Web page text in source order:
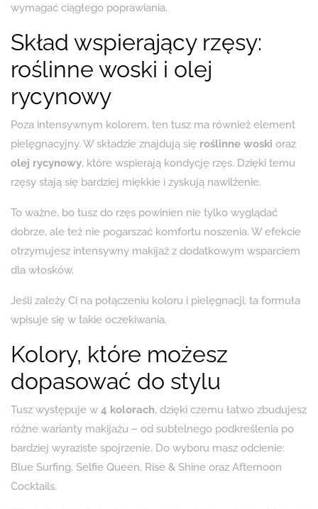
wymagać ciągłego poprawiania.
Skład wspierający rzęsy:
roślinne woski i olej
rycynowy
Poza intensywnym kolorem, ten tusz ma również element
pielęgnacyjny. W składzie znajdują się roślinne woski oraz
olej rycynowy, które wspierają kondycję rzęs. Dzięki temu
rzęsy stają się bardziej miękkie i zyskują nawilżenie.
To ważne, bo tusz do rzęs powinien nie tylko wyglądać
dobrze, ale też nie pogarszać komfortu noszenia. W efekcie
otrzymujesz intensywny makijaż z dodatkowym wsparciem
dla włosków.
Jeśli zależy Ci na połączeniu koloru i pielęgnacji, ta formuła
wpisuje się w takie oczekiwania.
Kolory, które możesz
dopasować do stylu
Tusz występuje w 4 kolorach, dzięki czemu łatwo zbudujesz
różne warianty makijażu – od subtelnego podkreślenia po
bardziej wyraziste spojrzenie. Do wyboru masz odcienie:
Blue Surfing, Selfie Queen, Rise & Shine oraz Afternoon
Cocktails.